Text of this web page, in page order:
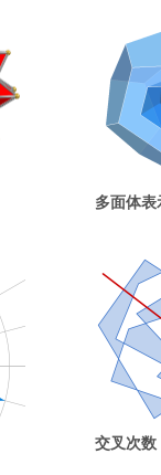
多面体表
交叉次数